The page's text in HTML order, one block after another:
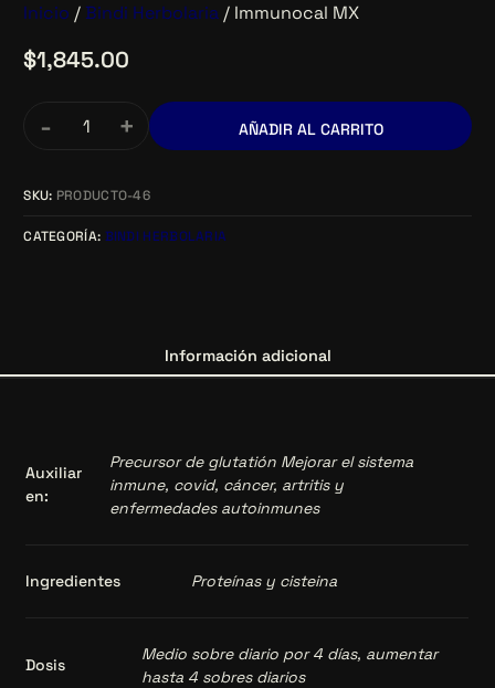
Inicio / Bindi Herbolaria / Immunocal MX
$1,845.00
+
- AÑADIR AL CARRITO
SKU: PRODUCTO-46
CATEGORÍA: BINDI HERBOLARIA
Información adicional
Auxiliar
en:
Precursor de glutatión Mejorar el sistema
inmune, covid, cáncer, artritis y
enfermedades autoinmunes
Ingredientes Proteínas y cisteina
Dosis
Medio sobre diario por 4 días, aumentar
hasta 4 sobres diarios